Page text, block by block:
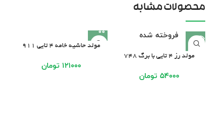
محصولات مشابه
فروخته شده
مولد رز ۴ تایی با برگ ۷۴۸
۵۴۰۰۰ تومان
مولد حاشیه خامه ۴ تایی ۹۱۱
۱۲۱۰۰۰ تومان